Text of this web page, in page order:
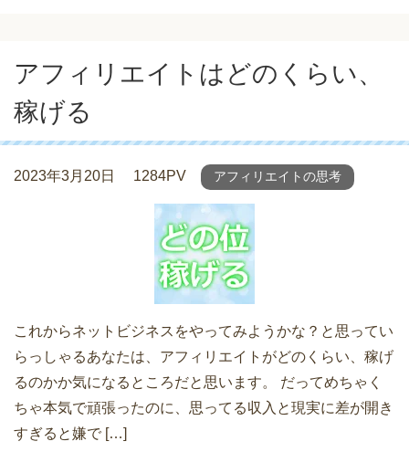
アフィリエイトはどのくらい、
稼げる
2023年3月20日 1284PV アフィリエイトの思考
これからネットビジネスをやってみようかな？と思ってい
らっしゃるあなたは、アフィリエイトがどのくらい、稼げ
るのかか気になるところだと思います。 だってめちゃく
ちゃ本気で頑張ったのに、思ってる収入と現実に差が開き
すぎると嫌で […]